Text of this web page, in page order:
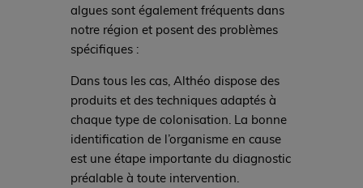
algues sont également fréquents dans
notre région et posent des problèmes
spécifiques :
Dans tous les cas, Althéo dispose des
produits et des techniques adaptés à
chaque type de colonisation. La bonne
identification de l’organisme en cause
est une étape importante du diagnostic
préalable à toute intervention.